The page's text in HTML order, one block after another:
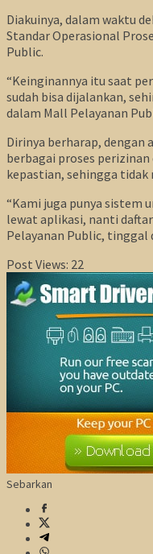
Diakuinya, dalam waktu
Standar Operasional
Public.
“Keinginannya itu saat
sudah bisa dijalankan,
dalam Mall Pelayanan
Dirinya berharap, dengan
berbagai proses
kepastian, sehingga
“Kami juga punya sistem
lewat aplikasi, nanti
Pelayanan Public, tinggal
Post Views: 22
Sebarkan